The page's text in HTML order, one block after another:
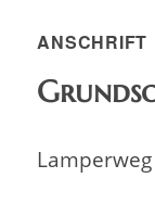
ANSCHRIFT